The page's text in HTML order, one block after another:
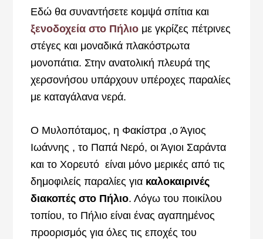
Εδώ θα συναντήσετε κομψά σπίτια και
ξενοδοχεία στο Πήλιο με γκρίζες πέτρινες
στέγες και μοναδικά πλακόστρωτα
μονοπάτια. Στην ανατολική πλευρά της
χερσονήσου υπάρχουν υπέροχες παραλίες
με καταγάλανα νερά.
Ο Μυλοπόταμος, η Φακίστρα ,ο Άγιος
Ιωάννης , το Παπά Νερό, οι Άγιοι Σαράντα
και το Χορευτό είναι μόνο μερικές από τις
δημοφιλείς παραλίες για καλοκαιρινές
διακοπές στο Πήλιο. Λόγω του ποικίλου
τοπίου, το Πήλιο είναι ένας αγαπημένος
προορισμός για όλες τις εποχές του